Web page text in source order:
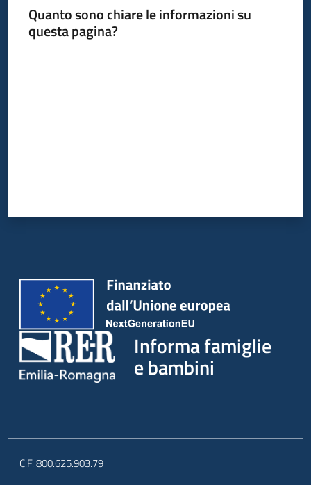
Quanto sono chiare le informazioni su
questa pagina?
Informa famiglie
e bambini
C.F. 800.625.903.79